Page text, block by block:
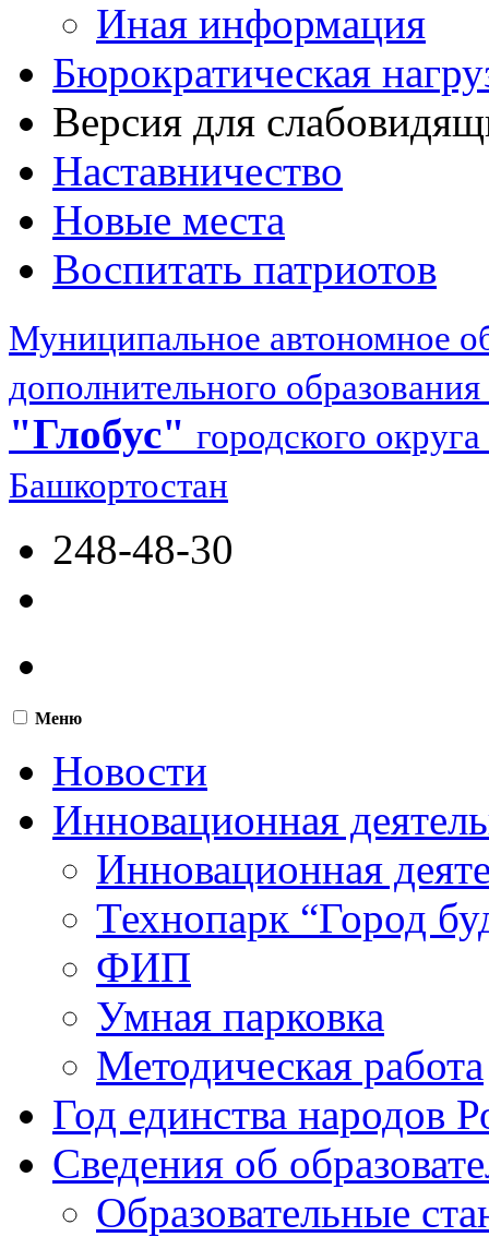
Иная информация
Бюрократическая
Версия для
Наставничество
Новые места
Воспитать патриотов
Муниципальное автономное
дополнительного образования
"Глобус" городского
Башкортостан
248-48-30
Меню
Новости
Инновационная
Инновационная
Технопарк “Город
ФИП
Умная парковка
Методическая работа
Год единства народов
Сведения об
Образовательные